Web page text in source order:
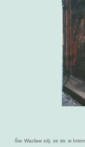
Św. Wacław zdj. ze str. w